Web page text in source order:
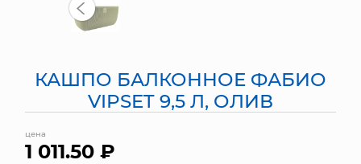
СУНДУКИ
КАШПО БАЛКОННОЕ ФАБИО
VIPSET 9,5 Л, ОЛИВ
цена
1 011.50 ₽